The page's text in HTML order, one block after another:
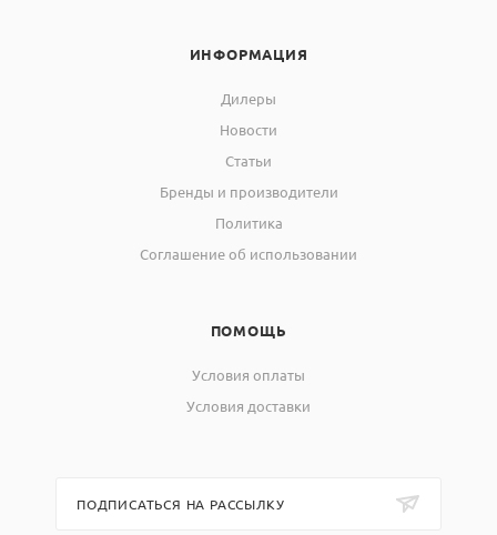
ИНФОРМАЦИЯ
Дилеры
Новости
Статьи
Бренды и производители
Политика
Соглашение об использовании
ПОМОЩЬ
Условия оплаты
Условия доставки
ПОДПИСАТЬСЯ НА РАССЫЛКУ